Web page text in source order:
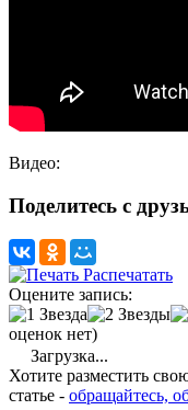
Видео:
Поделитесь с
Распечатать
Оцените запись:
оценок нет)
Загрузка...
Хотите разместить
статье - обращайтесь,